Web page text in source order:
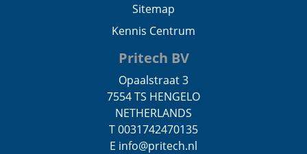
Sitemap
Kennis Centrum
Pritech BV
Opaalstraat 3
7554 TS HENGELO
NETHERLANDS
T 0031742470135
E info@pritech.nl